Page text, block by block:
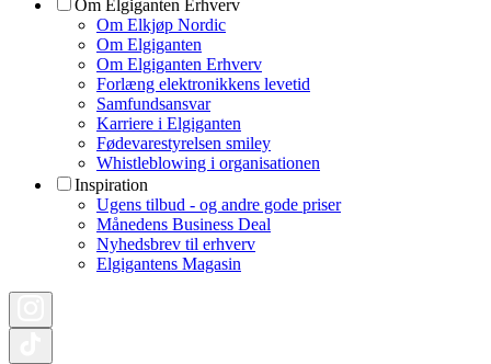
Om Elgiganten Erhverv
Om Elkjøp Nordic
Om Elgiganten
Om Elgiganten Erhverv
Forlæng elektronikkens levetid
Samfundsansvar
Karriere i Elgiganten
Fødevarestyrelsen smiley
Whistleblowing i organisationen
Inspiration
Ugens tilbud - og andre gode priser
Månedens Business Deal
Nyhedsbrev til erhverv
Elgigantens Magasin